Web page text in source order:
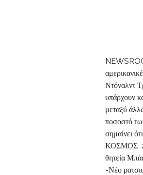
Ντόναλντ
υπάρχουν
μεταξύ
ποσοστό
σημαίνει
ΚΟΣΜΟΣ
θητεία
-Νέο